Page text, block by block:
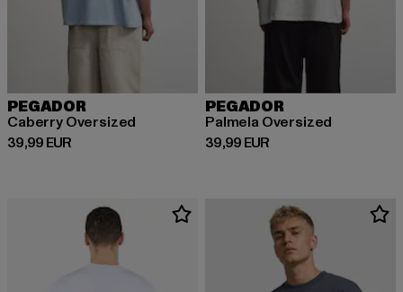
PEGADOR
Caberry Oversized
39,99 EUR
Derzeitiger Preis: 39,99 EUR
PEGADOR
Palmela Oversized
39,99 EUR
Derzeitiger Preis: 39,99 EUR